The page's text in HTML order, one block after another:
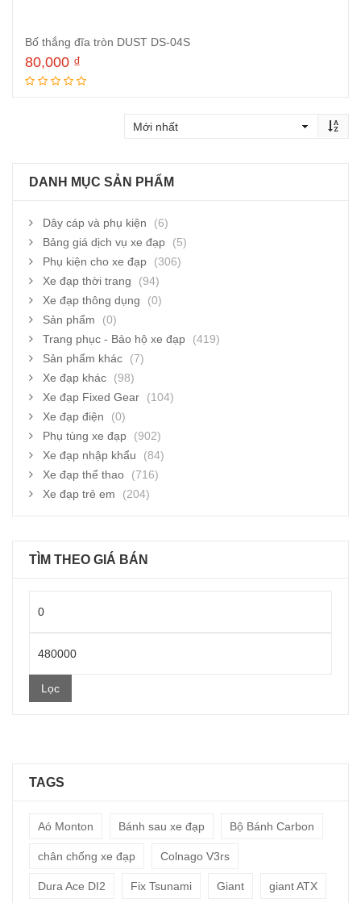
Bố thắng đĩa tròn DUST DS-04S
80,000 ₫
DANH MỤC SẢN PHẨM
Dây cáp và phụ kiện
(6)
Bảng giá dịch vụ xe đạp
(5)
Phụ kiện cho xe đạp
(306)
Xe đạp thời trang
(94)
Xe đạp thông dụng
(0)
Sản phẩm
(0)
Trang phục - Bảo hộ xe đạp
(419)
Sản phẩm khác
(7)
Xe đạp khác
(98)
Xe đạp Fixed Gear
(104)
Xe đạp điện
(0)
Phụ tùng xe đạp
(902)
Xe đạp nhập khẩu
(84)
Xe đạp thể thao
(716)
Xe đạp trẻ em
(204)
TÌM THEO GIÁ BÁN
nhất
cao
nhất
Lọc
TAGS
Aó Monton Bánh sau xe đạp Bộ Bánh Carbon
chân chống xe đạp Colnago V3rs
Dura Ace DI2 Fix Tsunami Giant giant ATX